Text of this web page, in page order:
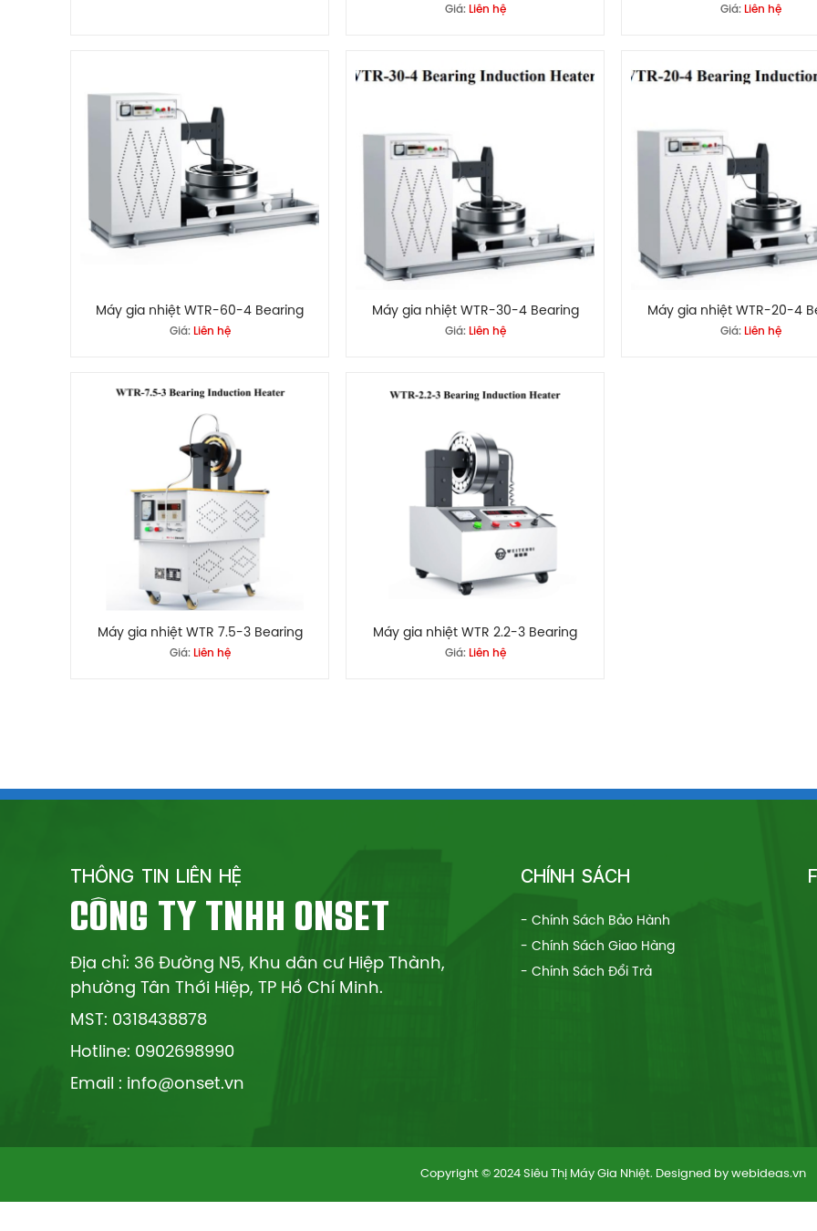
Giá: Liên hệ Giá: Liên hệ
Máy gia nhiệt WTR-60-4 Bearing
Giá: Liên hệ
Máy gia nhiệt WTR-30-4 Bearing
Giá: Liên hệ
Máy gia nhiệt WTR-20-4
Giá: Liên hệ
Máy gia nhiệt WTR 7.5-3 Bearing
Giá: Liên hệ
Máy gia nhiệt WTR 2.2-3 Bearing
Giá: Liên hệ
THÔNG TIN LIÊN HỆ
CÔNG TY TNHH ONSET
Địa chỉ: 36 Đường N5, Khu dân cư Hiệp Thành,
phường Tân Thới Hiệp, TP Hồ Chí Minh.
MST: 0318438878
Hotline: 0902698990
Email : info@onset.vn
CHÍNH SÁCH
- Chính Sách Bảo Hành
- Chính Sách Giao Hàng
- Chính Sách Đổi Trả
Copyright © 2024 Siêu Thị Máy Gia Nhiệt. Designed by webideas.vn